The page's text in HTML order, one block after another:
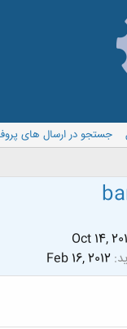
جستجو در ارسال های
Oct 14,
Feb 16, 2012